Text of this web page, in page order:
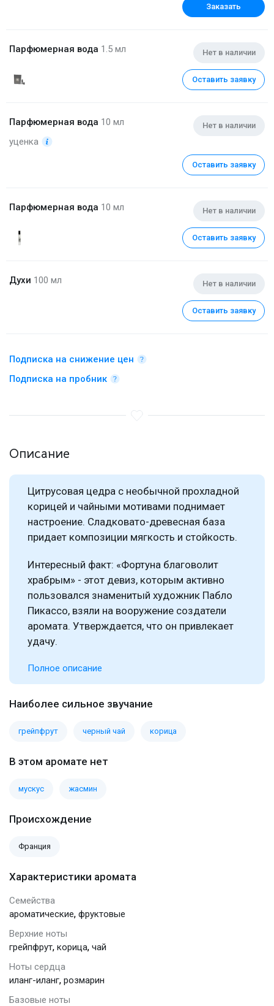
Заказать
Парфюмерная вода 1.5 мл Нет в наличии
Оставить заявку
Парфюмерная вода 10 мл
уценка
Нет в наличии
Оставить заявку
Парфюмерная вода 10 мл Нет в наличии
Оставить заявку
Духи 100 мл Нет в наличии
Оставить заявку
Подписка на снижение цен
Подписка на пробник
Описание
Цитрусовая цедра с необычной прохладной
корицей и чайными мотивами поднимает
настроение. Сладковато-древесная база
придает композиции мягкость и стойкость.
Интересный факт: «Фортуна благоволит
храбрым» - этот девиз, которым активно
пользовался знаменитый художник Пабло
Пикассо, взяли на вооружение создатели
аромата. Утверждается, что он привлекает
удачу.
Полное описание
Наиболее сильное звучание
грейпфрут черный чай корица
В этом аромате нет
мускус жасмин
Происхождение
Франция
Характеристики аромата
Семейства
ароматические, фруктовые
Верхние ноты
грейпфрут, корица, чай
Ноты сердца
иланг-иланг, розмарин
Базовые ноты